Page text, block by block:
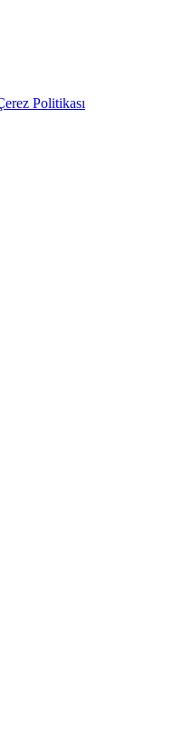
Politikası